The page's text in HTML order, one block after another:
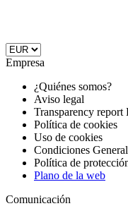
Empresa
¿Quiénes somos?
Aviso legal
Transparency report
Política de cookies
Uso de cookies
Condiciones
Política de
Plano de la web
Comunicación